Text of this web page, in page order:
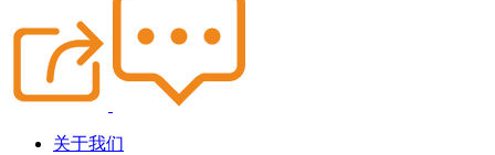
关于我们